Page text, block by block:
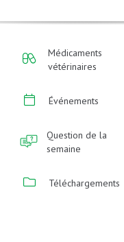
Médicaments
vétérinaires
Événements
Question de la
semaine
Téléchargements